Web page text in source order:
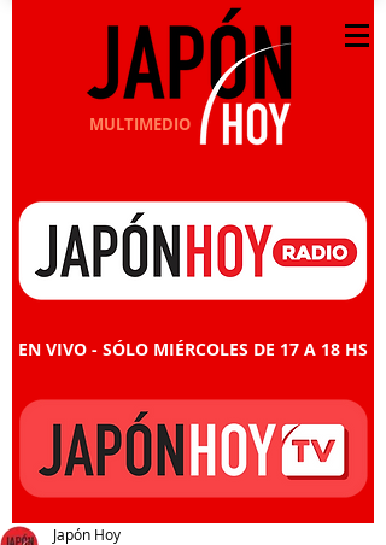
MULTIMEDIO
EN VIVO - SÓLO MIÉRCOLES DE 17 A 18 HS
Japón Hoy